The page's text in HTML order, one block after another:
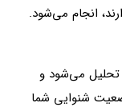
انجام می‌شود.
تحلیل می‌شود و
شنوایی شما